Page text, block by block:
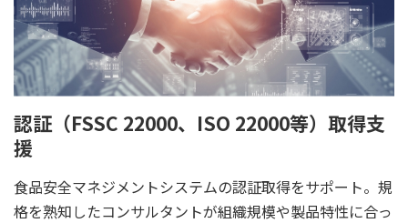
認証（FSSC 22000、ISO 22000等）取得支
援
食品安全マネジメントシステムの認証取得をサポート。規
格を熟知したコンサルタントが組織規模や製品特性に合っ